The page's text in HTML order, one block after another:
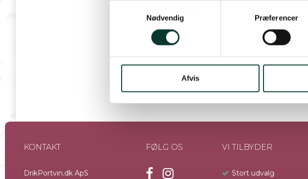
v
Nødvendig Præferencer
Afvis
Gør din gave helt unik med en personlig
gave på – perfekt til bryllupper, fødselsdage
Det er begrænset hvor meget der kan, stå
Læs mere
KONTAKT
DrikPortvin.dk ApS
FØLG OS VI TILBYDER
Stort udvalg